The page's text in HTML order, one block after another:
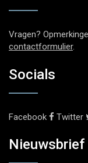
Vragen?
contactformulier.
Socials
Facebook Twitter
Nieuwsbrief